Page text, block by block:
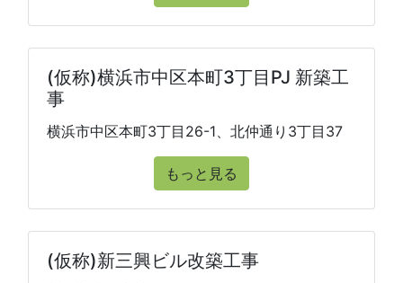
(仮称)横浜市中区本町3丁目PJ 新築工
事
横浜市中区本町3丁目26-1、北仲通り3丁目37
もっと見る
(仮称)新三興ビル改築工事